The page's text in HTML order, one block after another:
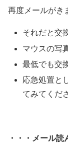
再度メールがき
それだと交
マウスの写
最低でも交
応急処置と
てみてくだ
・・・メール